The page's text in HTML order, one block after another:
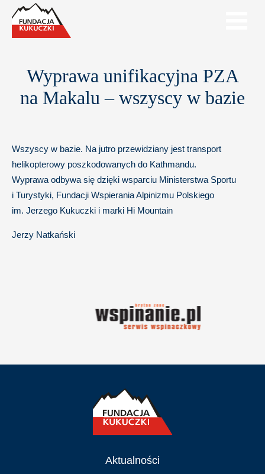
Wyprawa unifikacyjna PZA
na Makalu – wszyscy w bazie
Wszyscy w bazie. Na jutro przewidziany jest transport
helikopterowy poszkodowanych do Kathmandu.
Wyprawa odbywa się dzięki wsparciu Ministerstwa Sportu
i Turystyki, Fundacji Wspierania Alpinizmu Polskiego
im. Jerzego Kukuczki i marki Hi Mountain
Jerzy Natkański
Aktualności